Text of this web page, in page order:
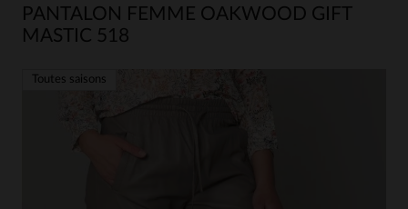
PANTALON FEMME OAKWOOD GIFT
MASTIC 518
Toutes saisons